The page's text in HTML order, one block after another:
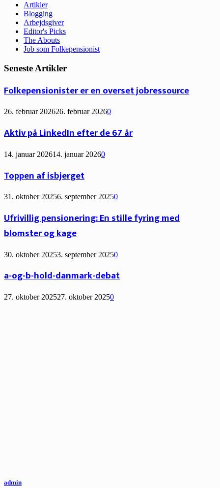
Artikler
Blogging
Arbejdsgiver
Editor's Picks
The Abouts
Job som Folkepensionist
Seneste Artikler
Folkepensionister er en overset jobressource
26. februar 202626. februar 20260
Aktiv på LinkedIn efter de 67 år
14. januar 202614. januar 20260
Toppen af isbjerget
31. oktober 20256. september 20250
Ufrivillig pensionering: En stille fyring med
blomster og kage
30. oktober 20253. september 20250
a-og-b-hold-danmark-debat
27. oktober 202527. oktober 20250
admin